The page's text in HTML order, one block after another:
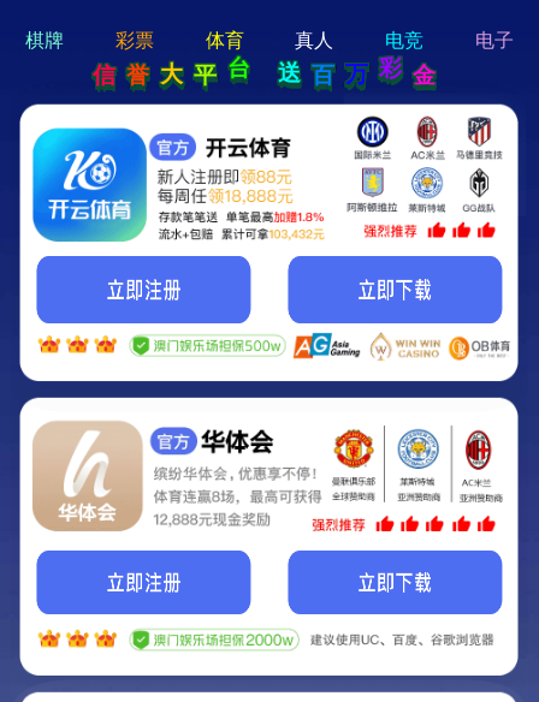
hi 💗
Hey Guys!
我们即将上线啦...
我们的网站正在建设.
它将是非常棒的网站.